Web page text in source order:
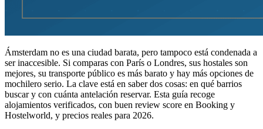
Ámsterdam no es una ciudad barata, pero tampoco está condenada a
ser inaccesible. Si comparas con París o Londres, sus hostales son
mejores, su transporte público es más barato y hay más opciones de
mochilero serio. La clave está en saber dos cosas: en qué barrios
buscar y con cuánta antelación reservar. Esta guía recoge
alojamientos verificados, con buen review score en Booking y
Hostelworld, y precios reales para 2026.